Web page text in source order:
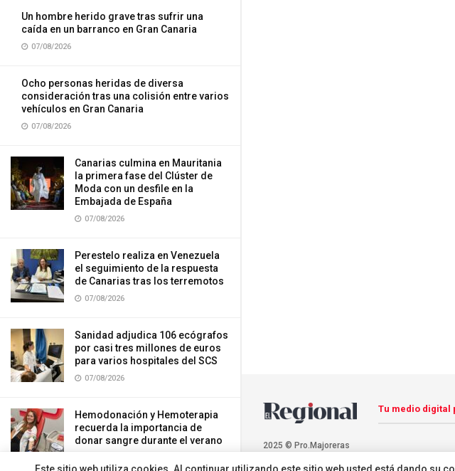
Un hombre herido grave tras sufrir una
caída en un barranco en Gran Canaria
07/08/2026
Ocho personas heridas de diversa
consideración tras una colisión entre varios
vehículos en Gran Canaria
07/08/2026
Canarias culmina en Mauritania
la primera fase del Clúster de
Moda con un desfile en la
Embajada de España
07/08/2026
Perestelo realiza en Venezuela
el seguimiento de la respuesta
de Canarias tras los terremotos
07/08/2026
Sanidad adjudica 106 ecógrafos
por casi tres millones de euros
para varios hospitales del SCS
07/08/2026
Hemodonación y Hemoterapia
recuerda la importancia de
donar sangre durante el verano
2025 © Pro.Majoreras
Tu medio digital